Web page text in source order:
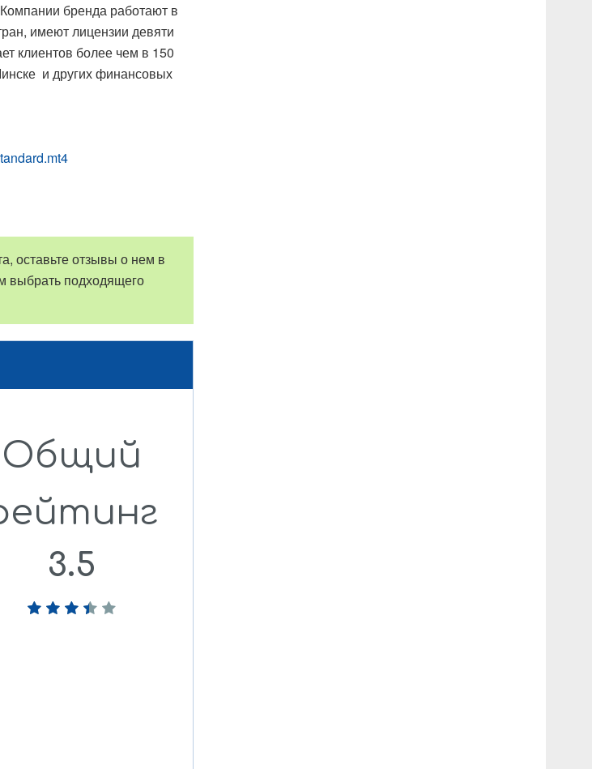
бренда работают в
имеют лицензии девяти
клиентов более чем в 150
и других финансовых
оставьте отзывы о нем в
выбрать подходящего
Общий
3.5